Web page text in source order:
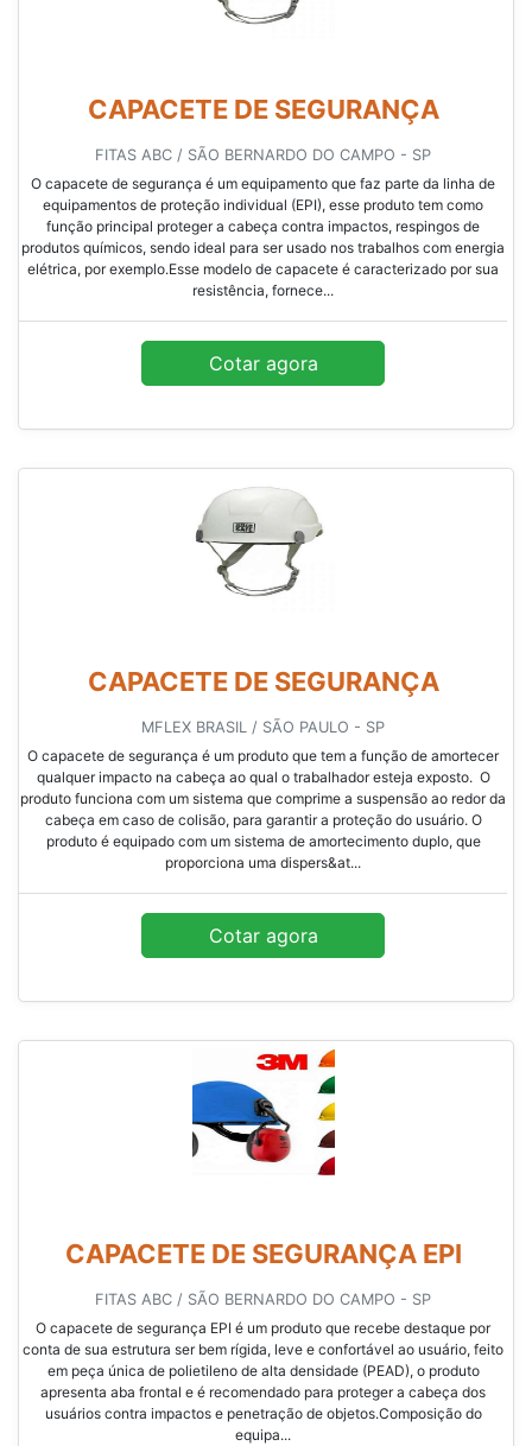
CAPACETE DE SEGURANÇA
FITAS ABC / SÃO BERNARDO DO CAMPO - SP
O capacete de segurança é um equipamento que faz parte da linha de
equipamentos de proteção individual (EPI), esse produto tem como
função principal proteger a cabeça contra impactos, respingos de
produtos químicos, sendo ideal para ser usado nos trabalhos com energia
elétrica, por exemplo.Esse modelo de capacete é caracterizado por sua
resistência, fornece...
Cotar agora
CAPACETE DE SEGURANÇA
MFLEX BRASIL / SÃO PAULO - SP
O capacete de segurança é um produto que tem a função de amortecer
qualquer impacto na cabeça ao qual o trabalhador esteja exposto. O
produto funciona com um sistema que comprime a suspensão ao redor da
cabeça em caso de colisão, para garantir a proteção do usuário. O
produto é equipado com um sistema de amortecimento duplo, que
proporciona uma dispers&at...
Cotar agora
CAPACETE DE SEGURANÇA EPI
FITAS ABC / SÃO BERNARDO DO CAMPO - SP
O capacete de segurança EPI é um produto que recebe destaque por
conta de sua estrutura ser bem rígida, leve e confortável ao usuário, feito
em peça única de polietileno de alta densidade (PEAD), o produto
apresenta aba frontal e é recomendado para proteger a cabeça dos
usuários contra impactos e penetração de objetos.Composição do
equipa...